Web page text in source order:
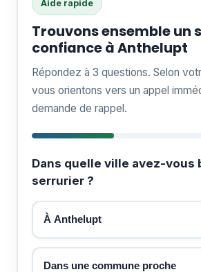
Aide rapide
Trouvons ensemble un
confiance à Anthelupt
Répondez à 3 questions. Selon
vous orientons vers un appel
demande de rappel.
Dans quelle ville avez-vous
serrurier ?
À Anthelupt
Dans une commune proche